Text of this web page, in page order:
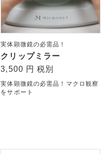
実体顕微鏡の必需品！
クリップミラー
3,500 円 税別
実体顕微鏡の必需品！マクロ観察
をサポート